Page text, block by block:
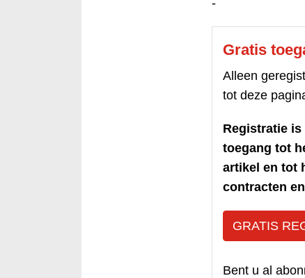
-
Gratis
Alleen
tot deze
Registratie
toegang tot
artikel en tot
contracten
GRATIS
Bent u al